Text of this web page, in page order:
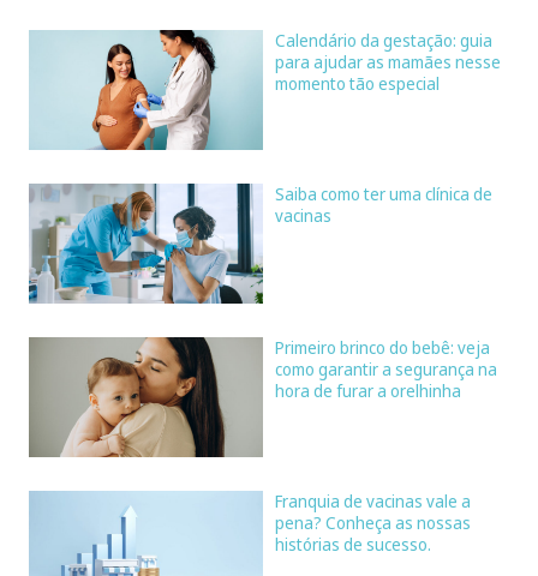
Calendário da gestação: guia
para ajudar as mamães nesse
momento tão especial
Saiba como ter uma clínica de
vacinas
Primeiro brinco do bebê: veja
como garantir a segurança na
hora de furar a orelhinha
Franquia de vacinas vale a
pena? Conheça as nossas
histórias de sucesso.